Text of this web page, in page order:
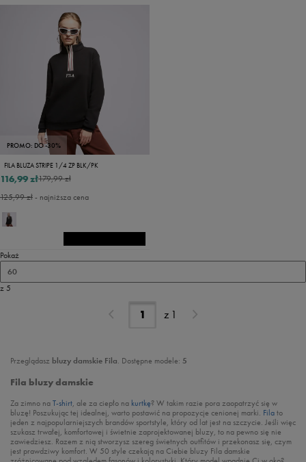
PROMO: DO -30%
FILA BLUZA STRIPE 1/4 ZP BLK/PK
179,99 zł
116,99 zł
125,99 zł- najniższa cena
Pokaż
60
z 5
z 1
Przeglądasz bluzy damskie Fila. Dostępne modele: 5
Fila bluzy damskie
Za zimno naT-shirt, ale za ciepło na kurtkę? W takim razie pora zaopatrzyć się w
bluzę! Poszukując tej idealnej, warto postawić na propozycje cenionej marki. Filato
jeden z najpopularniejszych brandów sportstyle, który od lat jest na szczycie. Jeśli więc
szukasz trwałej, komfortowej i świetnie zaprojektowanej bluzy, to na pewno się nie
zawiedziesz. Razem z nią stworzysz szereg świetnych outfitów i przekonasz się, czym
jest prawdziwy komfort. W 50 style czekają na Ciebie bluzy Fila damskie